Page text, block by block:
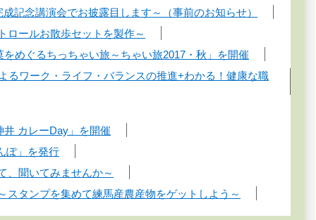
記念講演会でお披露目します～（事前のお知らせ）
ロールお散歩セットを製作～
めぐるちっちゃい旅～ちゃい旅2017・秋」を開催
ワーク・ライフ・バランスの推進+わかる！健康な職
井 カレーDay」を開催
ぽ」を発行
、聞いてみませんか～
タンプを集めて練馬産農産物をゲットしよう～